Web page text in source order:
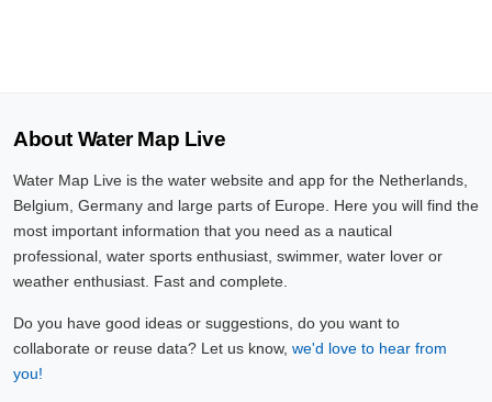
About Water Map Live
Water Map Live is the water website and app for the Netherlands,
Belgium, Germany and large parts of Europe. Here you will find the
most important information that you need as a nautical
professional, water sports enthusiast, swimmer, water lover or
weather enthusiast. Fast and complete.
Do you have good ideas or suggestions, do you want to
collaborate or reuse data? Let us know, we'd love to hear from
you!